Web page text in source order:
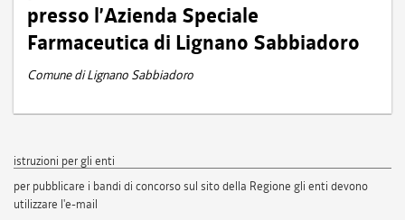
presso l’Azienda Speciale
Farmaceutica di Lignano Sabbiadoro
Comune di Lignano Sabbiadoro
istruzioni per gli enti
per pubblicare i bandi di concorso sul sito della Regione gli enti devono
utilizzare l'e-mail